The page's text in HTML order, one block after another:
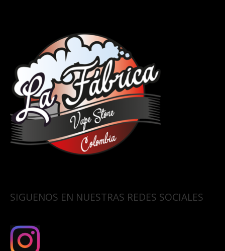
SIGUENOS EN NUESTRAS REDES SOCIALES